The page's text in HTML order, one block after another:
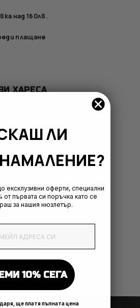
над 160лв.
плащане
ХАРЕСА
ОТ КЛИЕНТИ
Напишете
ЛИ
НАМАЛЕНИЕ?
ексклузивни оферти, специални
от първата си поръчка като се
за нашия нюзлетър.
10% СЕГА
ще платя пълната цена